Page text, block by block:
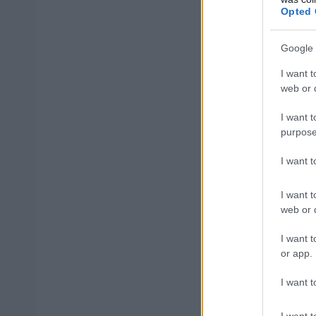
Opted
Google
I want
web or
I want
I want
I want
web or
I want
or app.
I want
Εθνικά και
θέσεων
Ενημέρωση
* Από την
συμμετάσχουν
ΑΣΕΠ: